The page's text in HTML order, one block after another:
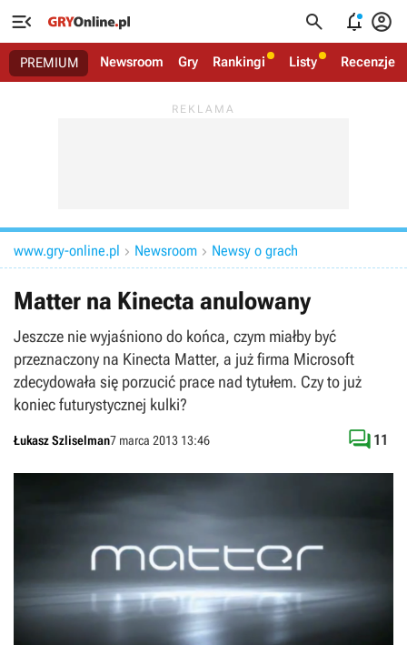
   
PREMIUM Newsroom Gry Rankingi Listy Recenzje
www.gry-online.pl  Newsroom  Newsy o grach
Matter na Kinecta anulowany
Jeszcze nie wyjaśniono do końca, czym miałby być
przeznaczony na Kinecta Matter, a już firma Microsoft
zdecydowała się porzucić prace nad tytułem. Czy to już
koniec futurystycznej kulki?
Łukasz Szliselman7 marca 2013 13:46  11